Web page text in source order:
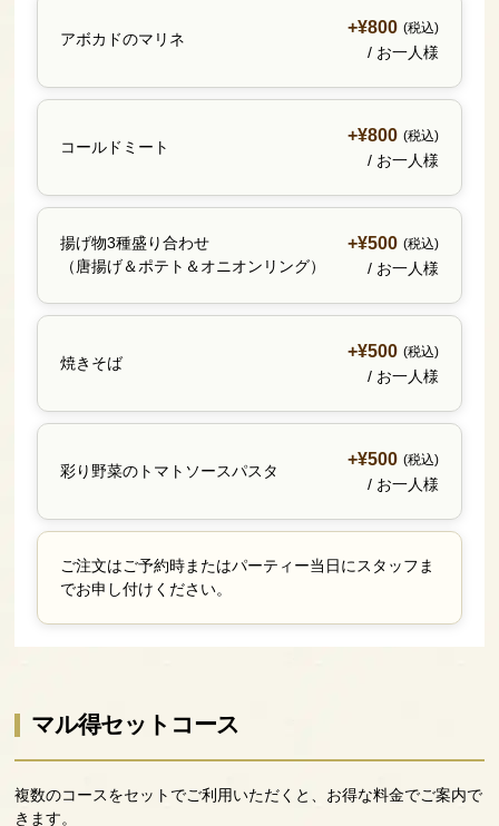
アボカドのマリネ
+¥800 (税込)
/ お一人様
コールドミート
+¥800 (税込)
/ お一人様
揚げ物3種盛り合わせ
（唐揚げ＆ポテト＆オニオンリング）
+¥500 (税込)
/ お一人様
焼きそば
+¥500 (税込)
/ お一人様
彩り野菜のトマトソースパスタ
+¥500 (税込)
/ お一人様
ご注文はご予約時またはパーティー当日にスタッフま
でお申し付けください。
マル得セットコース
複数のコースをセットでご利用いただくと、お得な料金でご案内で
きます。